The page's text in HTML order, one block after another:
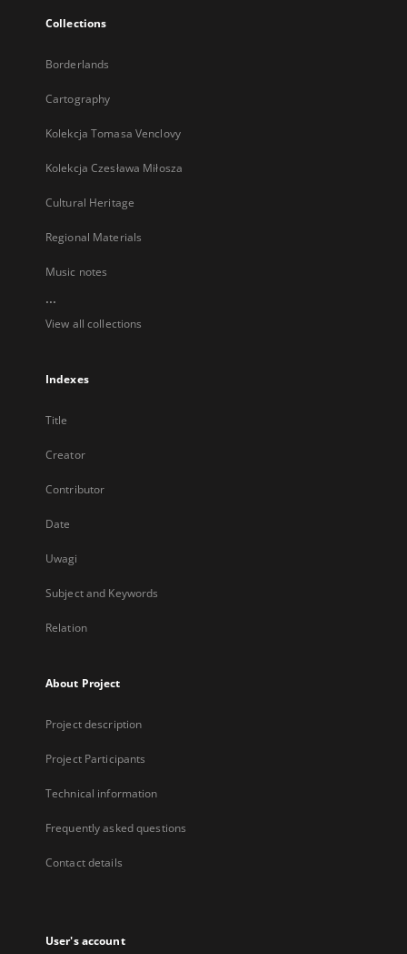
Collections
Borderlands
Cartography
Kolekcja Tomasa Venclovy
Kolekcja Czesława Miłosza
Cultural Heritage
Regional Materials
Music notes
...
View all collections
Indexes
Title
Creator
Contributor
Date
Uwagi
Subject and Keywords
Relation
About Project
Project description
Project Participants
Technical information
Frequently asked questions
Contact details
User's account